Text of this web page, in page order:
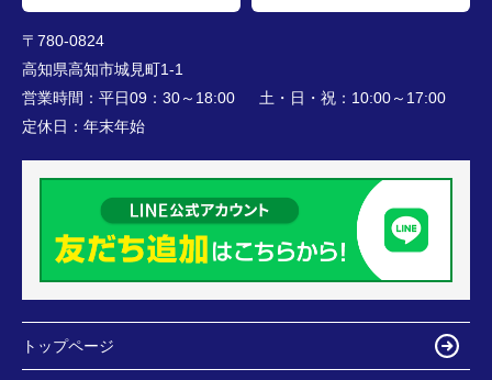
〒780-0824
高知県高知市城見町1-1
営業時間： 平日09：30～18:00 土・日・祝：10:00～17:00
定休日： 年末年始
トップページ